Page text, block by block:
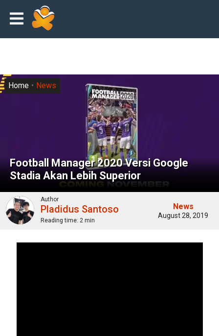
Football Manager 2020 Versi Google
Stadia Akan Lebih Superior
Home News
Author
Pladidus Santoso
Reading time: 2 min
News
August 28, 2019